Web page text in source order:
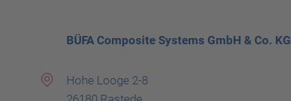
BÜFA Composite Systems GmbH & Co. KG
Hohe Looge 2-8